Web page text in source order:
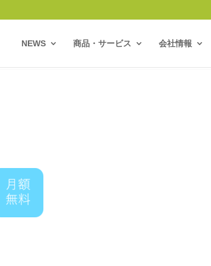
NEWS 商品・サービス 会社情報